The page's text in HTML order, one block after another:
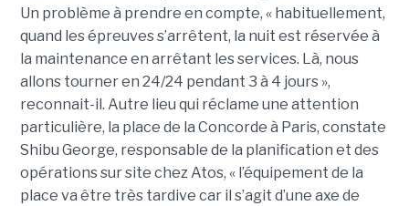
Un problème à prendre en compte, « habituellement,
quand les épreuves s’arrêtent, la nuit est réservée à
la maintenance en arrêtant les services. Là, nous
allons tourner en 24/24 pendant 3 à 4 jours »,
reconnait-il. Autre lieu qui réclame une attention
particulière, la place de la Concorde à Paris, constate
Shibu George, responsable de la planification et des
opérations sur site chez Atos, « l’équipement de la
place va être très tardive car il s’agit d’une axe de